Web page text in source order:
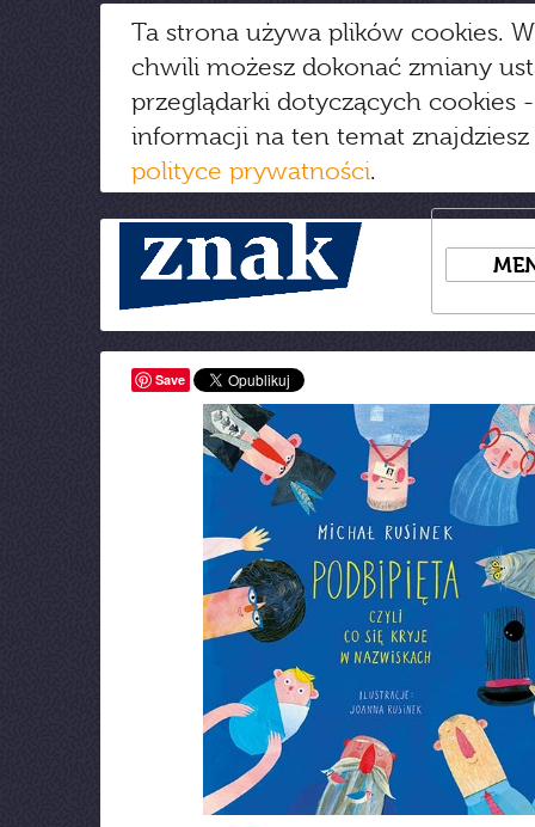
Ta strona używa plików cookies.
chwili możesz dokonać zmiany
przeglądarki dotyczących cookies
informacji na ten temat
polityce prywatności.
Save